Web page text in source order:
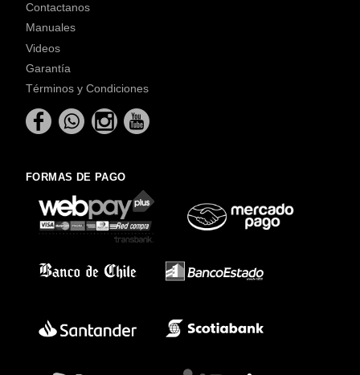
Contactanos
Manuales
Videos
Garantía
Términos y Condiciones
FORMAS DE PAGO